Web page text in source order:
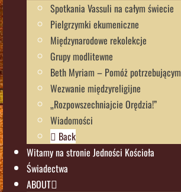
Spotkania Vassuli na całym świecie
Pielgrzymki ekumeniczne
Międzynarodowe rekolekcje
Grupy modlitewne
Beth Myriam – Pomóż potrzebującym
Wezwanie międzyreligijne
„Rozpowszechniajcie Orędzia!”
Wiadomości
Back
Witamy na stronie Jedności Kościoła
Świadectwa
ABOUT